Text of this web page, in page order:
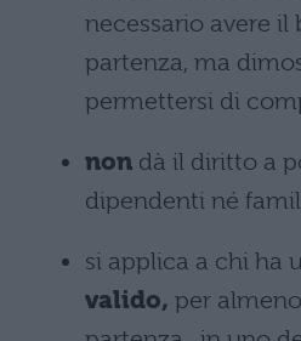
necessario avere il
partenza, ma
permettersi di
non dà il diritto a
dipendenti né
si applica a chi ha
valido, per